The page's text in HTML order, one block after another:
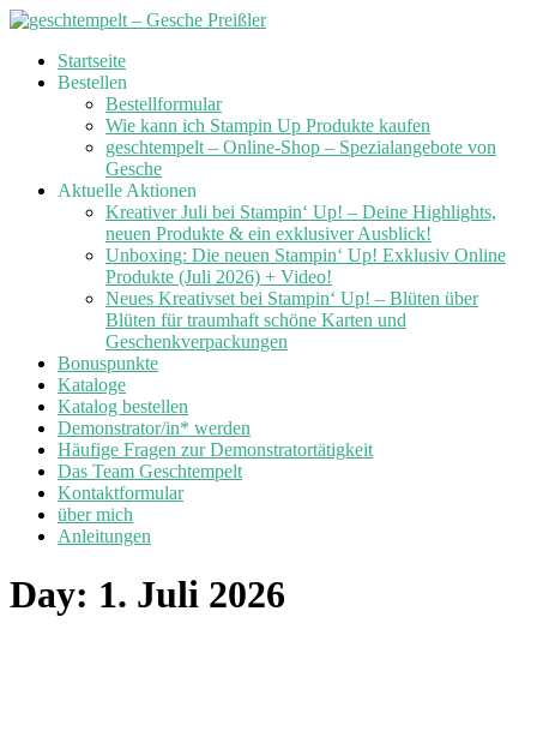
Skip
Startseite
Bestellen
Bestellformular
Wie kann ich Stampin Up Produkte kaufen
geschtempelt – Online-Shop – Spezialangebote von
Gesche
Aktuelle Aktionen
Kreativer Juli bei Stampin‘ Up! – Deine Highlights,
neuen Produkte & ein exklusiver Ausblick!
Unboxing: Die neuen Stampin‘ Up! Exklusiv Online
Produkte (Juli 2026) + Video!
Neues Kreativset bei Stampin‘ Up! – Blüten über
Blüten für traumhaft schöne Karten und
Geschenkverpackungen
Bonuspunkte
Kataloge
Katalog bestellen
Demonstrator/in* werden
Häufige Fragen zur Demonstratortätigkeit
Das Team Geschtempelt
Kontaktformular
über mich
Anleitungen
Day: 1. Juli 2026